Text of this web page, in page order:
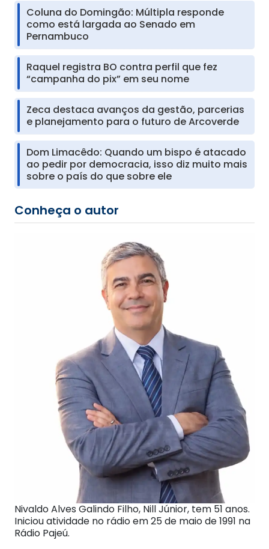
Coluna do Domingão: Múltipla responde
como está largada ao Senado em
Pernambuco
Raquel registra BO contra perfil que fez
“campanha do pix” em seu nome
Zeca destaca avanços da gestão, parcerias
e planejamento para o futuro de Arcoverde
Dom Limacêdo: Quando um bispo é atacado
ao pedir por democracia, isso diz muito mais
sobre o país do que sobre ele
Conheça o autor
Nivaldo Alves Galindo Filho, Nill Júnior, tem 51 anos.
Iniciou atividade no rádio em 25 de maio de 1991 na
Rádio Pajeú.